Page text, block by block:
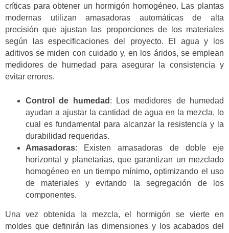
críticas para obtener un hormigón homogéneo. Las plantas
modernas utilizan amasadoras automáticas de alta
precisión que ajustan las proporciones de los materiales
según las especificaciones del proyecto. El agua y los
aditivos se miden con cuidado y, en los áridos, se emplean
medidores de humedad para asegurar la consistencia y
evitar errores.
Control de humedad : Los medidores de humedad
ayudan a ajustar la cantidad de agua en la mezcla, lo
cual es fundamental para alcanzar la resistencia y la
durabilidad requeridas.
Amasadoras: Existen amasadoras de doble eje
horizontal y planetarias, que garantizan un mezclado
homogéneo en un tiempo mínimo, optimizando el uso
de materiales y evitando la segregación de los
componentes.
Una vez obtenida la mezcla, el hormigón se vierte en
moldes que definirán las dimensiones y los acabados del